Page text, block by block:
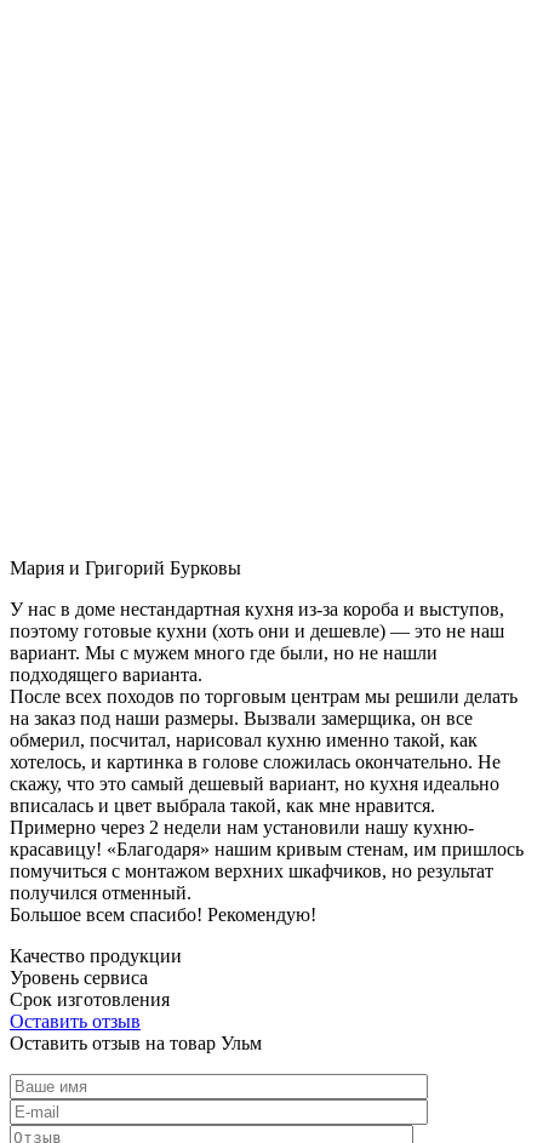
Мария и Григорий Бурковы
У нас в доме нестандартная кухня из-за короба и выступов,
поэтому готовые кухни (хоть они и дешевле) — это не наш
вариант. Мы с мужем много где были, но не нашли
подходящего варианта.
После всех походов по торговым центрам мы решили делать
на заказ под наши размеры. Вызвали замерщика, он все
обмерил, посчитал, нарисовал кухню именно такой, как
хотелось, и картинка в голове сложилась окончательно. Не
скажу, что это самый дешевый вариант, но кухня идеально
вписалась и цвет выбрала такой, как мне нравится.
Примерно через 2 недели нам установили нашу кухню-
красавицу! «Благодаря» нашим кривым стенам, им пришлось
помучиться с монтажом верхних шкафчиков, но результат
получился отменный.
Большое всем спасибо! Рекомендую!
Качество продукции
Уровень сервиса
Срок изготовления
Оставить отзыв
Оставить отзыв на товар Ульм